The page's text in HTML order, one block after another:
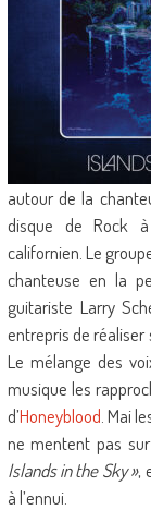
autour de la
disque de Rock à
californien. Le
chanteuse en la
guitariste Larry
entrepris de réaliser
Le mélange des
musique les
d’Honeyblood . Mai
ne mentent pas sur
Islands in the Sky »,
à l’ennui.